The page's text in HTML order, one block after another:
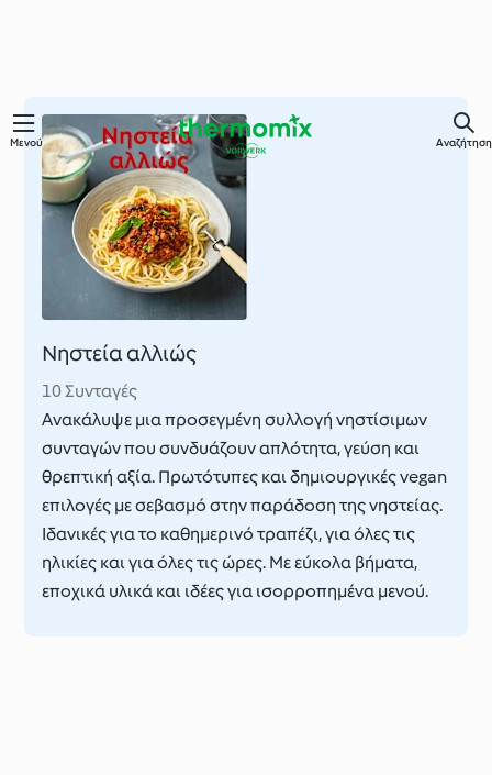
Μετάβαση
κύριο
περιεχόμενο
Μενού Αναζήτηση
Νηστεία αλλιώς
10 Συνταγές
Ανακάλυψε μια προσεγμένη συλλογή νηστίσιμων
συνταγών που συνδυάζουν απλότητα, γεύση και
θρεπτική αξία. Πρωτότυπες και δημιουργικές vegan
επιλογές με σεβασμό στην παράδοση της νηστείας.
Ιδανικές για το καθημερινό τραπέζι, για όλες τις
ηλικίες και για όλες τις ώρες. Με εύκολα βήματα,
εποχικά υλικά και ιδέες για ισορροπημένα μενού.